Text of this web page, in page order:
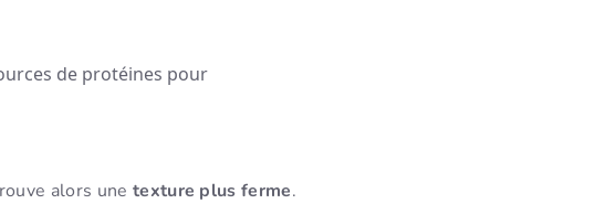
de protéines pour
alors une texture plus ferme.